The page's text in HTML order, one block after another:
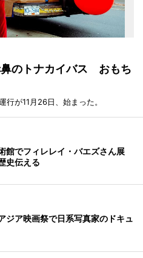
のトナカイバス おもち
が11月26日、始まった。
館でフィレレイ・バエズさん展
史伝える
ジア映画祭で日系写真家のドキュ